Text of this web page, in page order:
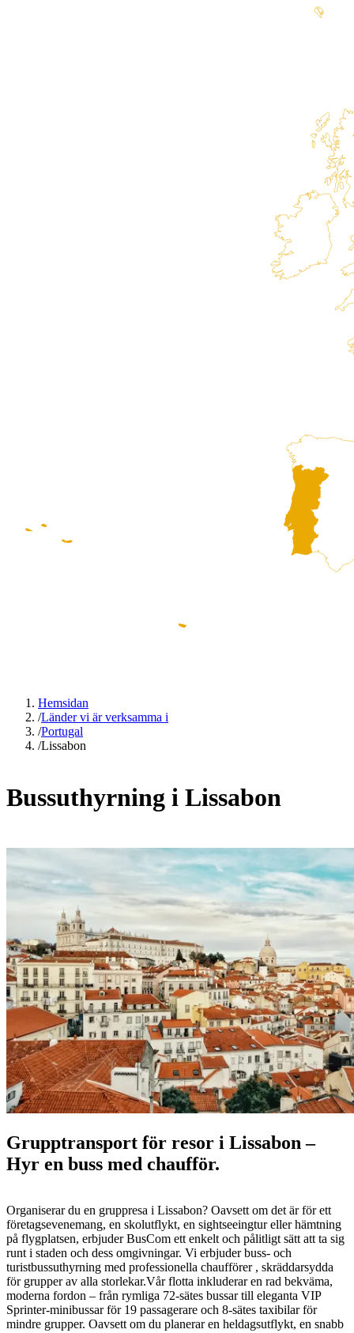
Hemsidan
/Länder vi är verksamma i
/Portugal
/Lissabon
Bussuthyrning i Lissabon
Grupptransport för resor i Lissabon –
Hyr en buss med chaufför.
Organiserar du en gruppresa i Lissabon? Oavsett om det är för ett
företagsevenemang, en skolutflykt, en sightseeingtur eller hämtning
på flygplatsen, erbjuder BusCom ett enkelt och pålitligt sätt att ta sig
runt i staden och dess omgivningar. Vi erbjuder buss- och
turistbussuthyrning med professionella chaufförer , skräddarsydda
för grupper av alla storlekar.Vår flotta inkluderar en rad bekväma,
moderna fordon – från rymliga 72-sätes bussar till eleganta VIP
Sprinter-minibussar för 19 passagerare och 8-sätes taxibilar för
mindre grupper. Oavsett om du planerar en heldagsutflykt, en snabb